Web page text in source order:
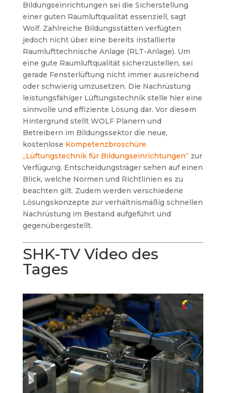
Bildungseinrichtungen sei die Sicherstellung
einer guten Raumluftqualität essenziell, sagt
Wolf. Zahlreiche Bildungsstätten verfügten
jedoch nicht über eine bereits installierte
Raumlufttechnische Anlage (RLT-Anlage). Um
eine gute Raumluftqualität sicherzustellen, sei
gerade Fensterlüftung nicht immer ausreichend
oder schwierig umzusetzen. Die Nachrüstung
leistungsfähiger Lüftungstechnik stelle hier eine
sinnvolle und effiziente Lösung dar. Vor diesem
Hintergrund stellt WOLF Planern und
Betreibern im Bildungssektor die neue,
kostenlose Kompetenzbroschüre
„Lüftungstechnik für Bildungseinrichtungen“ zur
Verfügung. Entscheidungsträger sehen auf einen
Blick, welche Normen und Richtlinien es zu
beachten gilt. Zudem werden verschiedene
Lösungskonzepte zur verhältnismäßig schnellen
Nachrüstung im Bestand aufgeführt und
gegenübergestellt.
SHK-TV Video des
Tages